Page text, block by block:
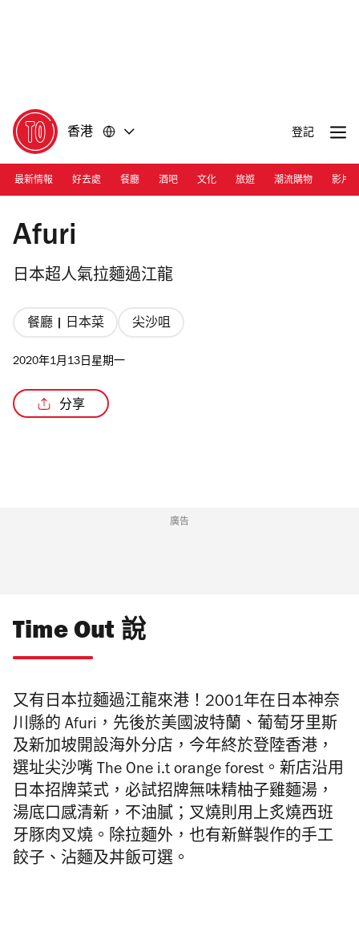
香港 登記
最新情報 好去處 餐廳 酒吧 文化 旅遊 潮流購物 影片
Photograph: Courtesy Afuri
Afuri
日本超人氣拉麵過江龍
餐廳 | 日本菜 尖沙咀
2020年1月13日星期一
分享
廣告
Time Out 說
又有日本拉麵過江龍來港！2001年在 日本神奈
川縣的 Afuri，先後於美國波特蘭、葡萄牙里斯
及新加坡開設海外分店，今年終於登陸香港，
選址尖沙嘴 The One i.t orange forest。新店沿用
日本招牌菜式，必試招牌無味精柚子雞麵湯，
湯底口感清新，不油膩；叉燒則用上炙燒西班
牙豚肉叉燒。除拉麵外，也有新鮮製作的手工
餃子、沾麵及丼飯可選。